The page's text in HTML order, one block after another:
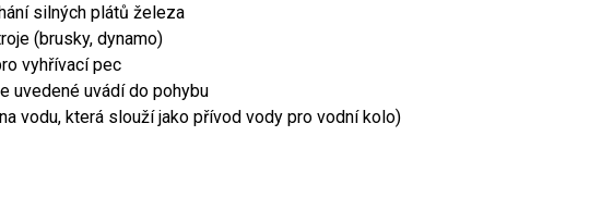
silných plátů železa
(brusky, dynamo)
vyhřívací pec
uvedené uvádí do pohybu
vodu, která slouží jako přívod vody pro vodní kolo)